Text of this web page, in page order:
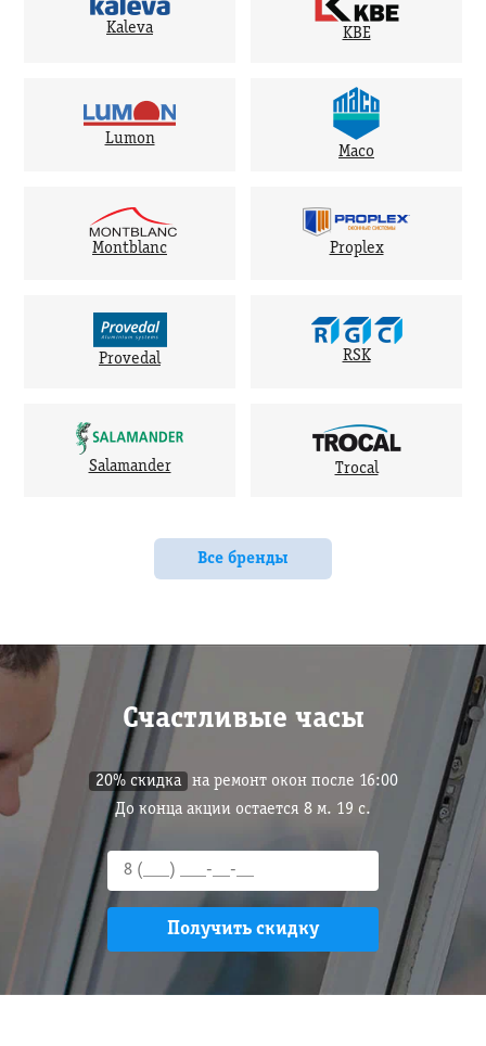
Kaleva KBE
Lumon
Maco
Montblanc Proplex
Provedal RSK
Salamander Trocal
Все бренды
Счастливые часы
20% скидка
на ремонт окон после 16:00
До конца акции остается 8 м. 18 с.